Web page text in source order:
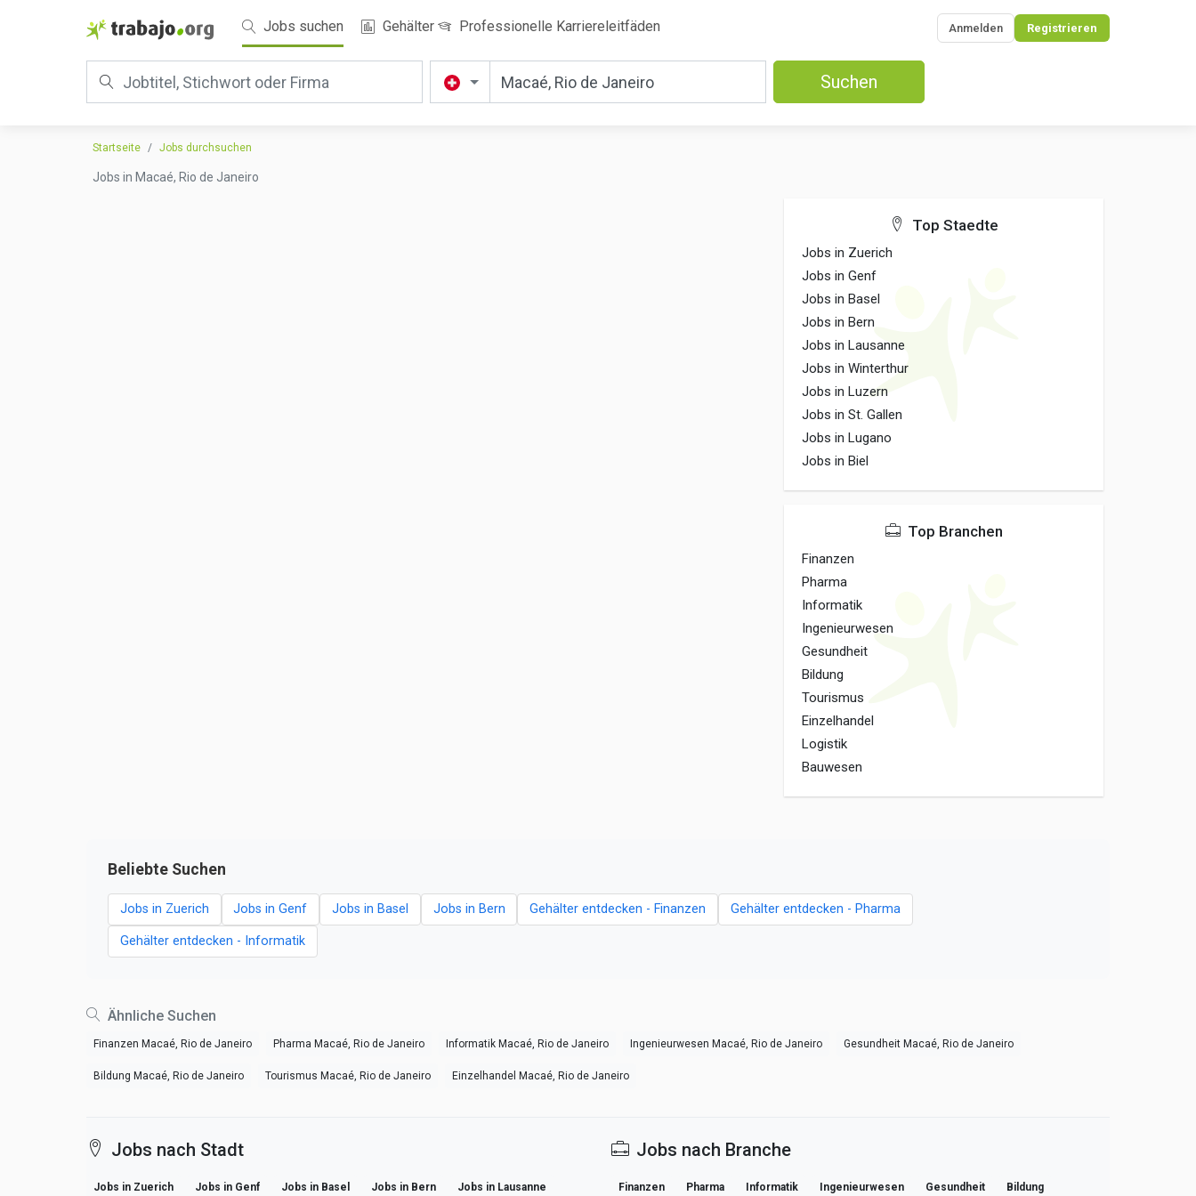
Jobs suchen Gehälter Professionelle Karriereleitfäden Anmelden Registrieren
Suchen
Startseite Jobs durchsuchen
Jobs in Macaé, Rio de Janeiro
Top Staedte
Jobs in Zuerich
Jobs in Genf
Jobs in Basel
Jobs in Bern
Jobs in Lausanne
Jobs in Winterthur
Jobs in Luzern
Jobs in St. Gallen
Jobs in Lugano
Jobs in Biel
Top Branchen
Finanzen
Pharma
Informatik
Ingenieurwesen
Gesundheit
Bildung
Tourismus
Einzelhandel
Logistik
Bauwesen
Beliebte Suchen
Jobs in Zuerich Jobs in Genf Jobs in Basel Jobs in Bern Gehälter entdecken - Finanzen Gehälter entdecken - Pharma
Gehälter entdecken - Informatik
Ähnliche Suchen
Finanzen Macaé, Rio de Janeiro Pharma Macaé, Rio de Janeiro Informatik Macaé, Rio de Janeiro Ingenieurwesen Macaé, Rio de Janeiro Gesundheit Macaé, Rio de Janeiro
Bildung Macaé, Rio de Janeiro Tourismus Macaé, Rio de Janeiro Einzelhandel Macaé, Rio de Janeiro
Jobs nach Stadt
Jobs in Zuerich Jobs in Genf Jobs in Basel Jobs in Bern Jobs in Lausanne
Jobs nach Branche
Finanzen Pharma Informatik Ingenieurwesen Gesundheit Bildung